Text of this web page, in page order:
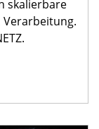
skalierbare